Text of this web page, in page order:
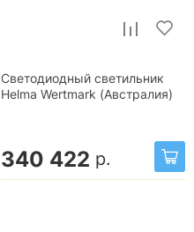
Светодиодный светильник
Helma Wertmark (Австралия)
340 422 р.